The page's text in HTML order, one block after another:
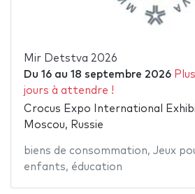
Mir Detstva 2026
Du 16au 18 septembre 2026
jours à attendre !
Crocus Expo International
Moscou, Russie
biens de consommation, Jeux
enfants, éducation